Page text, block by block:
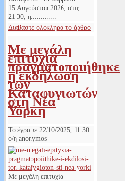
15 Αυγούστου 2026, στις
21:30, η.............
Διαβάστε ολόκληρο το άρθρο
Με μεγάλη
επιτυχία
πραγματοποιήθηκε
η εκδήλωση
των
Καταφυγιωτών
στη Νέα
Υόρκη
Το έγραψε 22/10/2025, 11:30
ο/η anonymos
Με μεγάλη επιτυχία